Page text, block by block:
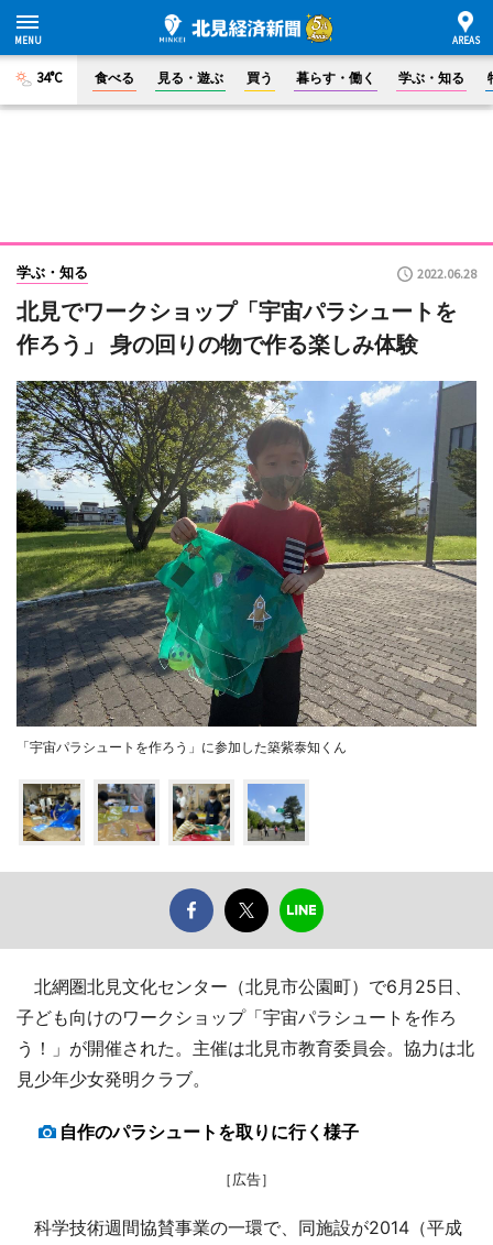
34°C 食べる 見る・遊ぶ 買う 暮らす・働く 学ぶ・知る
学ぶ・知る 2022.06.28
北見でワークショップ「宇宙パラシュートを
作ろう」 身の回りの物で作る楽しみ体験
「宇宙パラシュートを作ろう」に参加した築紫泰知くん
北網圏北見文化センター（北見市公園町）で6月25日、
子ども向けのワークショップ「宇宙パラシュートを作ろ
う！」が開催された。主催は北見市教育委員会。協力は北
見少年少女発明クラブ。
自作のパラシュートを取りに行く様子
［広告］
科学技術週間協賛事業の一環で、同施設が2014（平成